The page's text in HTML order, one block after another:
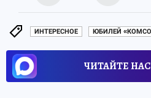
ИНТЕРЕСНОЕ ЮБИЛЕЙ
ЧИТАЙТЕ